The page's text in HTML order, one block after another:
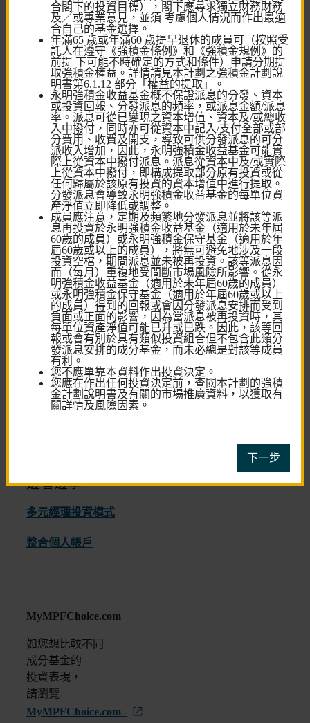
合閣下的投資目標），閣下應尋求獨立財務財務
及╱或專業意見，並須 考慮個人情況而作出最適
合自己的基金選擇。
年滿65 歲或年滿60 歲提早退休的成員可（按照受
託人在遵守《強積金條例》和《強積金規例》的
前提 下可能不時確定的方式和條件）申請分期提
取強積金權益。詳情請見本計劃之強積金計劃說
明書第6.1.12 部分「權益的提取」。
永明強積金收益基金概不保證派息的分發、資本
或投資回報、分發派息的頻率，或派息金額/派息
率。派息可從已變現之資本增值、資本及/或總收
⼊中撥付，同時亦可從資本中記入/支付全部或部
分費用、收費及開支，導致可供分發派息的可分
派收⼊增加，因此，永明強積金收益基金可能實
際上從資本中撥付派息。派息從資本中及/或實際
上從資本中撥付，即構成提取部分原有投資或從
任何歸屬於該原有投資的資本增值中進行提取。
分發派息會導致永明強積金收益基金的每單位資
產淨值立即降低或調整。
成員應注意，定期及頻繁地分發派息並將該等派
息再投資於永明強積金收益基金（適用於未年屆
60歲的成員）或永明強積金保守基金（適用於年
屆60歲或以上的成員），將無可避免地涉及一段
投資空檔，期間派息並未被再投資。該等派息因
而（每月）重複地受間斷市場風險所影響。從永
明強積金收益基金（適用於未年屆60歲的成員）
或永明強積金保守基金（適用於年屆60歲或以上
的成員）得到的回報或會因分發派息安排而受到
負面或正面的影響，因為當派息被再投資時，其
每單位資產淨值可能已升或已跌。因此，該等回
報或會有別於具有類似投資組合但不包含此類分
發派息安排的成分基金，而未必總是對該等成員
有利。​
您不應單靠本資料作出投資決定。
您應在作出任何投資決定前，查閱本計劃的強積
金計劃說明書及有關的市場推廣資料，以獲取有
關詳情及風險因素。
下一步
快速連結
強積金及公積金計劃
僱員自選安排
個人帳戶
預設投資策略
工具及計算機
投資風險評估
退休儲蓄
計算機
邊看邊學
多元經理投資模式
整合個人帳戶
MyMPFChoice.com
如您想比較不同
成分基金的
投資表現，
請瀏覽
MyMPFChoice.com–